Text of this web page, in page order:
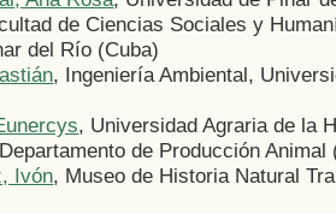
de Ciencias Sociales y
del Río (Cuba)
, Ingeniería Ambiental,
, Universidad Agraria de la
de Producción Animal
Ivón, Museo de Historia Natural